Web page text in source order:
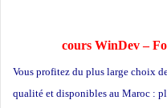
cours WinDev –
Vous profitez du plus large choix
qualité et disponibles au Maroc :